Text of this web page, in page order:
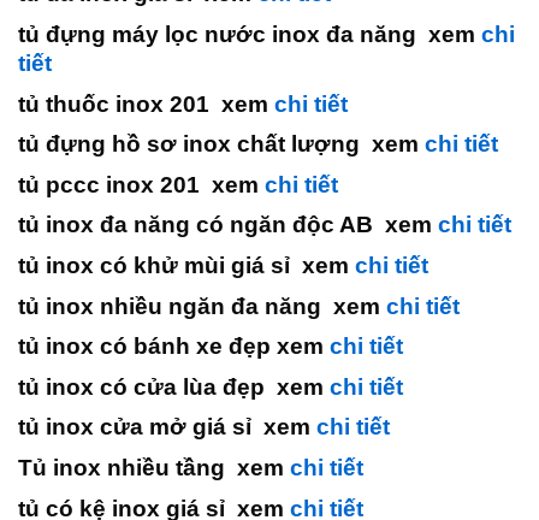
tủ đựng máy lọc nước inox đa năng xem chi
tiết
tủ thuốc inox 201 xem chi tiết
tủ đựng hồ sơ inox chất lượng xem chi tiết
tủ pccc inox 201 xem chi tiết
tủ inox đa năng có ngăn độc AB xem chi tiết
tủ inox có khử mùi giá sỉ xem chi tiết
tủ inox nhiều ngăn đa năng xem chi tiết
tủ inox có bánh xe đẹp xem chi tiết
tủ inox có cửa lùa đẹp xem chi tiết
tủ inox cửa mở giá sỉ xem chi tiết
Tủ inox nhiều tầng xem chi tiết
tủ có kệ inox giá sỉ xem chi tiết